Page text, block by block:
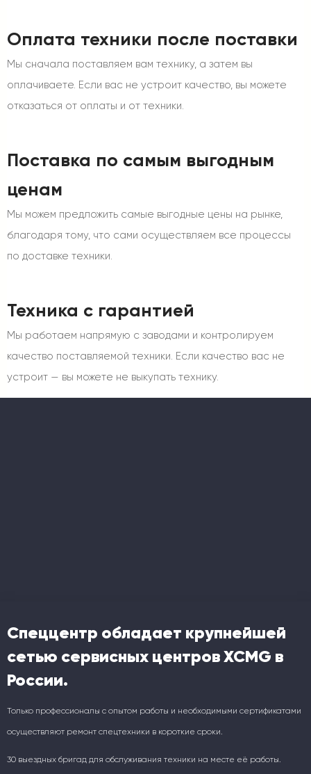
Оплата техники после поставки
Мы сначала поставляем вам технику, а затем вы
оплачиваете. Если вас не устроит качество, вы можете
отказаться от оплаты и от техники.
Поставка по самым выгодным
ценам
Мы можем предложить самые выгодные цены на рынке,
благодаря тому, что сами осуществляем все процессы
по доставке техники.
Техника с гарантией
Мы работаем напрямую с заводами и контролируем
качество поставляемой техники. Если качество вас не
устроит — вы можете не выкупать технику.
Спеццентр обладает крупнейшей
сетью сервисных центров XCMG в
России.
Только профессионалы с опытом работы и необходимыми сертификатами
осуществляют ремонт спецтехники в короткие сроки.
30 выездных бригад для обслуживания техники на месте её работы.